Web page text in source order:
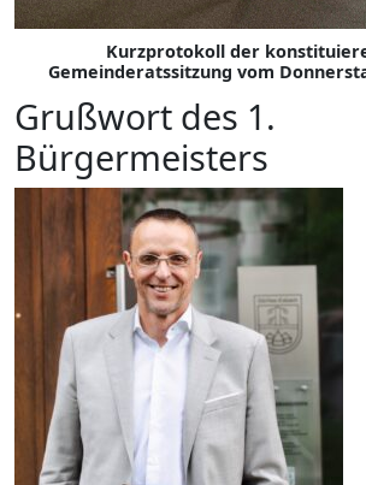
Kurzprotokoll der
Gemeinderatssitzung vom
Grußwort des 1.
Bürgermeisters